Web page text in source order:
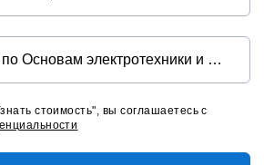
стоимость", вы соглашаетесь с